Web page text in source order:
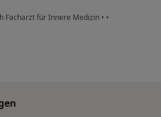
Facharzt für Innere Medizin • •